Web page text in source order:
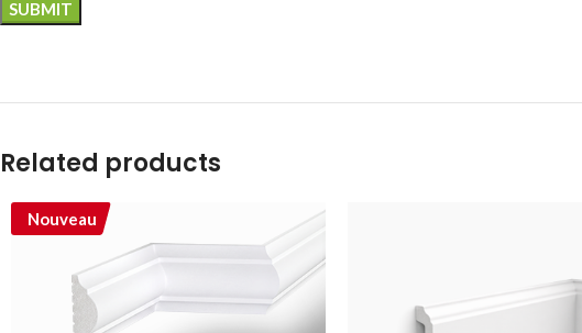
Related products
Nouveau